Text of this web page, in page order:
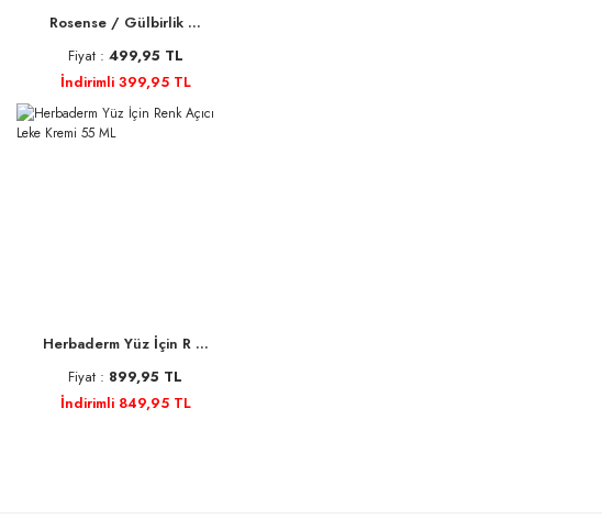
Rosense / Gülbirlik ...
Fiyat : 499,95 TL
İndirimli 399,95 TL
Herbaderm Yüz İçin R ...
Fiyat : 899,95 TL
İndirimli 849,95 TL